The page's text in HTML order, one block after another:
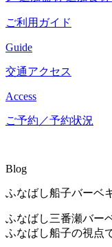
ご利用ガイド
Guide
交通アクセス
Access
ご予約／予約状況
Blog
ふなばし船子バーベ
ふなばし三番瀬バー
ふなばし船子の視点